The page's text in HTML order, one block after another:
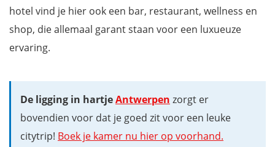
hotel vind je hier ook een bar, restaurant, wellness en
shop, die allemaal garant staan voor een luxueuze
ervaring.
De ligging in hartjeAntwerpen zorgt er
bovendien voor dat je goed zit voor een leuke
citytrip! Boek je kamer nu hier op voorhand.